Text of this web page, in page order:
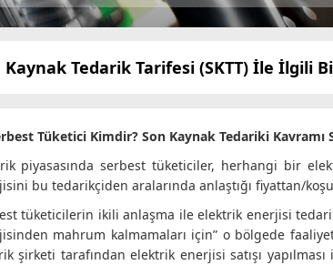
Kaynak Tedarik Tarifesi (SKTT) İle İlgili
Tüketici Kimdir? Son Kaynak Tedariki
piyasasında serbest tüketiciler, herhangi bir
bu tedarikçiden aralarında anlaştığı fiyattan/
tüketicilerin ikili anlaşma ile elektrik enerjisi
mahrum kalmamaları için” o bölgede
şirketi tarafından elektrik enerjisi satışı